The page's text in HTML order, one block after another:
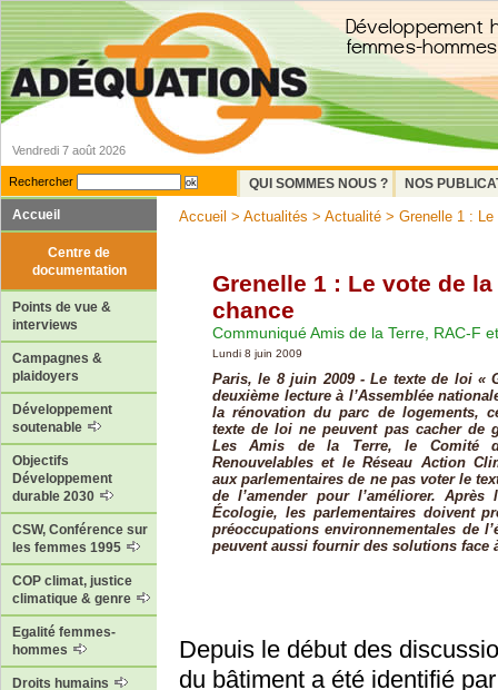
Vendredi 7 août 2026
Rechercher QUI SOMMES NOUS ?
NOS
Accueil
Centre de
documentation
Points de vue &
interviews
Campagnes &
plaidoyers
Développement
soutenable
Objectifs
Développement
durable 2030
CSW, Conférence sur
les femmes 1995
COP climat, justice
climatique & genre
Egalité femmes-
hommes
Droits humains
Accueil > Actualités > Actualité > Grenelle 1 :
Grenelle 1 : Le vote de
chance
Communiqué Amis de la Terre, RAC-F
Lundi 8 juin 2009
Paris, le 8 juin 2009 - Le texte de loi «
deuxième lecture à l’Assemblée
la rénovation du parc de logements,
texte de loi ne peuvent pas cacher de
Les Amis de la Terre, le Comité
Renouvelables et le Réseau Action
aux parlementaires de ne pas voter le
de l’amender pour l’améliorer. Après
Écologie, les parlementaires doivent
préoccupations environnementales de
peuvent aussi fournir des solutions face
Depuis le début des
du bâtiment a été identifié